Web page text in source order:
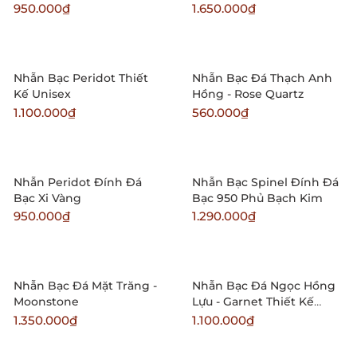
950.000₫ 1.650.000₫
Nhẫn Bạc Peridot Thiết
Kế Unisex
1.100.000₫
Nhẫn Bạc Đá Thạch Anh
Hồng - Rose Quartz
560.000₫
Nhẫn Peridot Đính Đá
Bạc Xi Vàng
950.000₫
Nhẫn Bạc Spinel Đính Đá
Bạc 950 Phủ Bạch Kim
1.290.000₫
Nhẫn Bạc Đá Mặt Trăng -
Moonstone
1.350.000₫
Nhẫn Bạc Đá Ngọc Hồng
Lựu - Garnet Thiết Kế
Unisex
1.100.000₫